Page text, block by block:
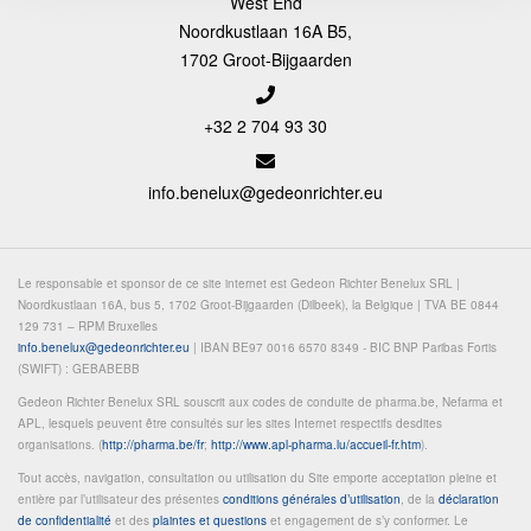
Noordkustlaan 16A B5,
1702 Groot-Bijgaarden
+32 2 704 93 30
info.benelux@gedeonrichter.eu
Le responsable et sponsor de ce site internet est Gedeon Richter Benelux SRL |
Noordkustlaan 16A, bus 5, 1702 Groot-Bijgaarden (Dilbeek), la Belgique | TVA BE 0844
129 731 – RPM Bruxelles
info.benelux@gedeonrichter.eu | IBAN BE97 0016 6570 8349 - BIC BNP Paribas Fortis
(SWIFT) : GEBABEBB
Gedeon Richter Benelux SRL souscrit aux codes de conduite de pharma.be, Nefarma et
APL, lesquels peuvent être consultés sur les sites Internet respectifs desdites
organisations. (http://pharma.be/fr; http://www.apl-pharma.lu/accueil-fr.htm).
Tout accès, navigation, consultation ou utilisation du Site emporte acceptation pleine et
entière par l’utilisateur des présentes conditions générales d’utilisation , de la déclaration
de confidentialité et des plaintes et questions et engagement de s’y conformer. Le